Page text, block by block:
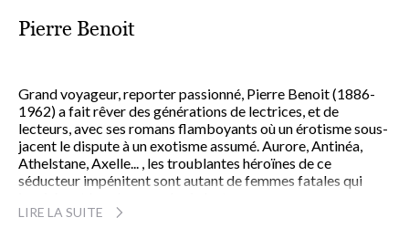
Pierre Benoit
Grand voyageur, reporter passionné, Pierre Benoit (1886-
1962) a fait rêver des générations de lectrices, et de
lecteurs, avec ses romans flamboyants où un érotisme sous-
jacent le dispute à un exotisme assumé. Aurore, Antinéa,
Athelstane, Axelle... , les troublantes héroïnes de ce
séducteur impénitent sont autant de femmes fatales qui
Pierre Benoit, l'un des piliers de la la vie littéraire
LIRE LA SUITE